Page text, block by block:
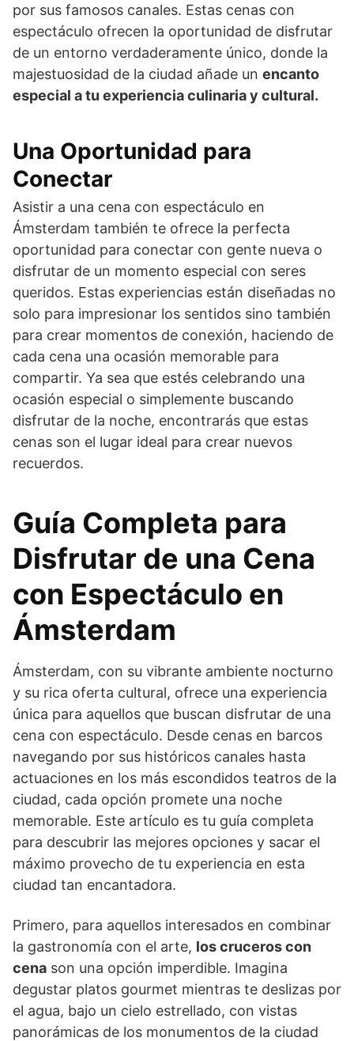
por sus famosos canales. Estas cenas con
espectáculo ofrecen la oportunidad de disfrutar
de un entorno verdaderamente único, donde la
majestuosidad de la ciudad añade un encanto
especial a tu experiencia culinaria y cultural.
Una Oportunidad para
Conectar
Asistir a una cena con espectáculo en
Ámsterdam también te ofrece la perfecta
oportunidad para conectar con gente nueva o
disfrutar de un momento especial con seres
queridos. Estas experiencias están diseñadas no
solo para impresionar los sentidos sino también
para crear momentos de conexión, haciendo de
cada cena una ocasión memorable para
compartir. Ya sea que estés celebrando una
ocasión especial o simplemente buscando
disfrutar de la noche, encontrarás que estas
cenas son el lugar ideal para crear nuevos
recuerdos.
Guía Completa para
Disfrutar de una Cena
con Espectáculo en
Ámsterdam
Ámsterdam, con su vibrante ambiente nocturno
y su rica oferta cultural, ofrece una experiencia
única para aquellos que buscan disfrutar de una
cena con espectáculo. Desde cenas en barcos
navegando por sus históricos canales hasta
actuaciones en los más escondidos teatros de la
ciudad, cada opción promete una noche
memorable. Este artículo es tu guía completa
para descubrir las mejores opciones y sacar el
máximo provecho de tu experiencia en esta
ciudad tan encantadora.
Primero, para aquellos interesados en combinar
la gastronomía con el arte, los cruceros con
cena son una opción imperdible. Imagina
degustar platos gourmet mientras te deslizas por
el agua, bajo un cielo estrellado, con vistas
panorámicas de los monumentos de la ciudad